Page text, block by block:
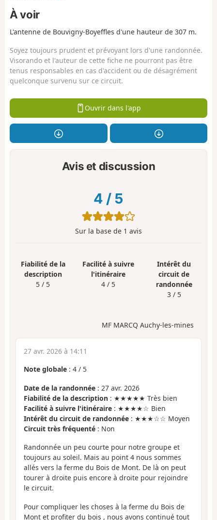
À voir
L'antenne de Bouvigny-Boyeffles d'une hauteur de 307 m.
Soyez toujours prudent et prévoyant lors d'une randonnée.
Visorando et l'auteur de cette fiche ne pourront pas être
tenus responsables en cas d'accident ou de désagrément
quelconque survenu sur ce circuit.
Ouvrir dans l'app
Avis et discussion
4 / 5
Sur la base de 1 avis
Fiabilité de la
description
5 / 5
Facilité à suivre
l'itinéraire
4 / 5
Intérêt du
circuit de
randonnée
3 / 5
MF MARCQ Auchy-les-mines
27 avr. 2026 à 14:11
Note globale : 4 / 5
Date de la randonnée : 27 avr. 2026
Fiabilité de la description : ★★★★★ Très bien
Facilité à suivre l'itinéraire : ★★★★☆ Bien
Intérêt du circuit de randonnée : ★★★☆☆ Moyen
Circuit très fréquenté : Non
Randonnée un peu courte pour notre groupe et
toujours au soleil. Mais au point 4 nous sommes
allés vers la ferme du Bois de Mont. De là on peut
tourer à droite puis encore à droite pour rejoindre
le circuit.
Pour compliquer les choses à la ferme du Bois de
Mont et profiter du bois , nous avons continué tout